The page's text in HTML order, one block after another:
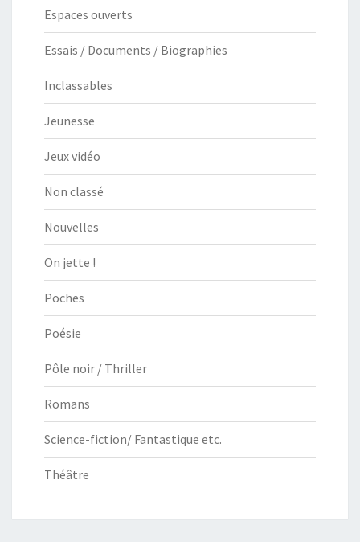
Espaces ouverts
Essais / Documents / Biographies
Inclassables
Jeunesse
Jeux vidéo
Non classé
Nouvelles
On jette !
Poches
Poésie
Pôle noir / Thriller
Romans
Science-fiction/ Fantastique etc.
Théâtre